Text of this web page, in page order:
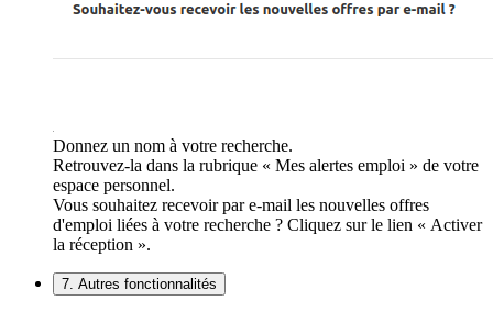
Donnez un nom à votre recherche.
Retrouvez-la dans la rubrique « Mes alertes emploi » de votre
espace personnel.
Vous souhaitez recevoir par e-mail les nouvelles offres
d'emploi liées à votre recherche ? Cliquez sur le lien « Activer
la réception ».
7. Autres fonctionnalités